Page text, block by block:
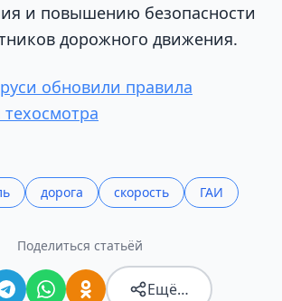
и повышению безопасности
дорожного движения.
обновили правила
дорога скорость ГАИ
Поделиться статьёй
Ещё…